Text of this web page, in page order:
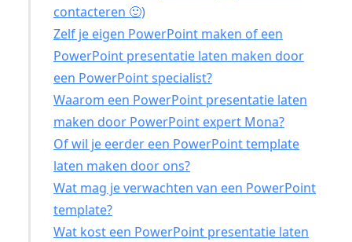
contacteren 🙂)
Zelf je eigen PowerPoint maken of een
PowerPoint presentatie laten maken door
een PowerPoint specialist?
Waarom een PowerPoint presentatie laten
maken door PowerPoint expert Mona?
Of wil je eerder een PowerPoint template
laten maken door ons?
Wat mag je verwachten van een PowerPoint
template?
Wat kost een PowerPoint presentatie laten